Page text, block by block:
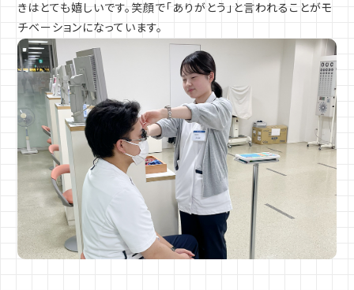
きはとても嬉しいです。笑顔で「ありがとう」と言われることがモ
チベーションになっています。